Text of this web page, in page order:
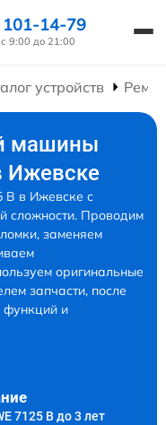
101-14-79
9:00 до 21:00
устройств
машины
Ижевске
B в Ижевске с
сложности. Проводим
заменяем
оригинальные
запчасти, после
функций и
7125 B до 3 лет